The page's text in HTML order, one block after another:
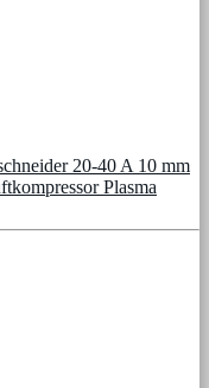
20-40 A 10 mm
Plasma